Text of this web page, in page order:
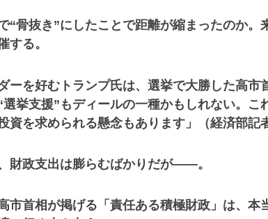
“骨抜き”にしたことで距離が縮まったのか
する。
ーを好むトランプ氏は、選挙で大勝した高
選挙支援”もディールの一種かもしれない。
資を求められる懸念もあります」（経済部記
財政支出は膨らむばかりだが――。
市首相が掲げる「責任ある積極財政」は、本